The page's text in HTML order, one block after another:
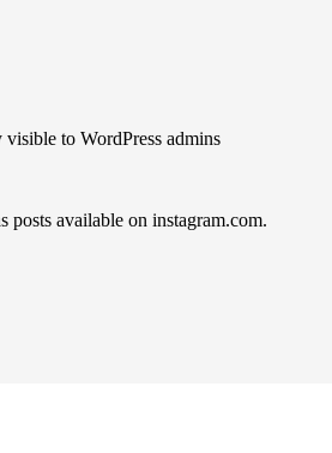
to WordPress admins
posts available on instagram.com.